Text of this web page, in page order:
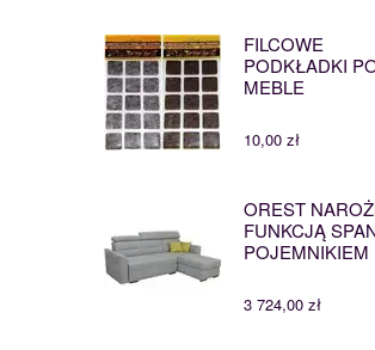
FILCOWE
PODKŁADKI
MEBLE
10,00 zł
OREST
FUNKCJĄ
POJEMNIKIEM
3 724,00 zł